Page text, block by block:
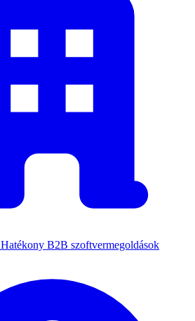
Hatékony B2B szoftvermegoldások